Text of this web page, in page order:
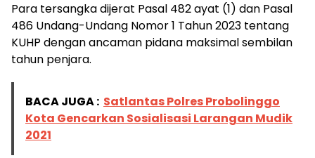
Para tersangka dijerat Pasal 482 ayat (1) dan Pasal
486 Undang-Undang Nomor 1 Tahun 2023 tentang
KUHP dengan ancaman pidana maksimal sembilan
tahun penjara.
BACA JUGA : Satlantas Polres Probolinggo
Kota Gencarkan Sosialisasi Larangan Mudik
2021